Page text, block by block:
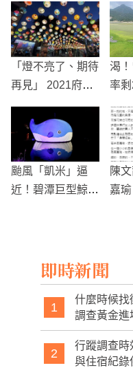
「燈不亮了、期待
再見」 2021府城
渴
率
場」
颱風「凱米」逼
近！碧潭巨型鯨魚
陳
嘉
即時新聞
1
什麼時候找
調查黃金進
2
行蹤調查時
與住宿紀錄